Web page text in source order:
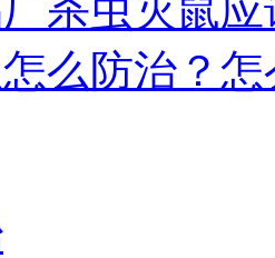
杀虫灭鼠
么防治？